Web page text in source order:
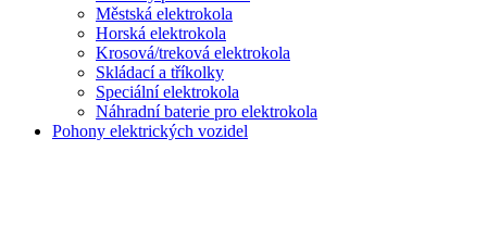
Městská elektrokola
Horská elektrokola
Krosová/treková elektrokola
Skládací a tříkolky
Speciální elektrokola
Náhradní baterie pro elektrokola
Pohony elektrických vozidel